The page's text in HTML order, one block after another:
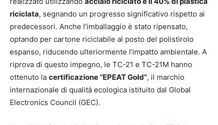
riciclata, segnando un progresso significativo rispetto ai
predecessori. Anche l’imballaggio è stato ripensato,
optando per cartone riciclabile al posto del polistirolo
espanso, riducendo ulteriormente l’impatto ambientale. A
riprova di questo impegno, le TC-21 e TC-21M hanno
ottenuto la certificazione “EPEAT Gold”, il marchio
internazionale di qualità ecologica istituito dal Global
Electronics Council (GEC).